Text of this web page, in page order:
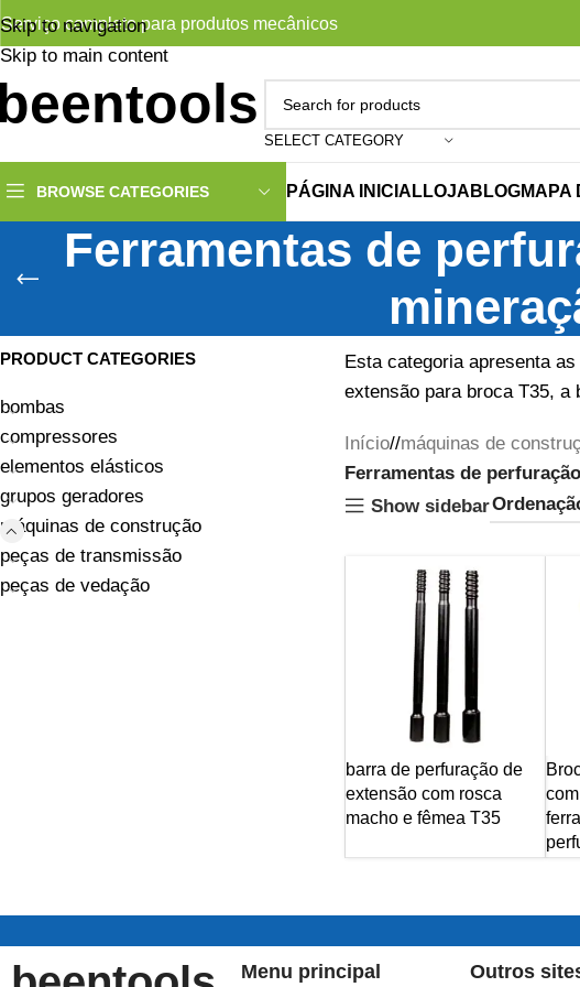
Skip to navigation
Skip to main content
Serviço completo para produtos mecânicos
SELECT CATEGORY
BROWSE CATEGORIES PÁGINA INICIALLOJA BLOGMAPA
Ferramentas de
PRODUCT CATEGORIES
bombas
compressores
elementos elásticos
grupos geradores
máquinas de construção
peças de transmissão
peças de vedação
Esta categoria apresenta
extensão para broca T35, a
Início/ máquinas de
Ferramentas de
Show sidebar
barra de perfuração de
extensão com rosca
macho e fêmea T35
Menu principal Outros